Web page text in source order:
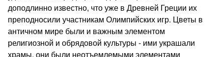
доподлинно известно, что уже в Древней Греции их
преподносили участникам Олимпийских игр. Цветы в
античном мире были и важным элементом
религиозной и обрядовой культуры - ими украшали
храмы, они были неотъемлемыми элементами